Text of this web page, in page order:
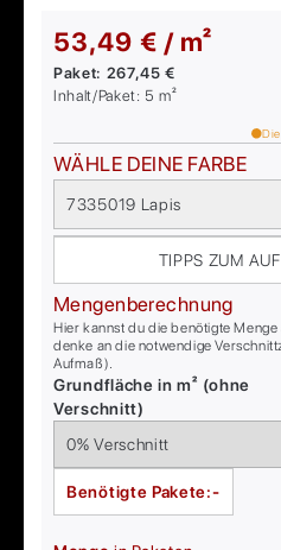
53,49 € / m²
Paket: 267,45 €
Inhalt/Paket: 5 m²
WÄHLE DEINE FARBE
7335019 Lapis
TIPPS ZUM
Mengenberechnung
Hier kannst du die benötigte
denke an die notwendige
Aufmaß).
Grundfläche in m² (ohne
Verschnitt)
Benötigte Pakete:-